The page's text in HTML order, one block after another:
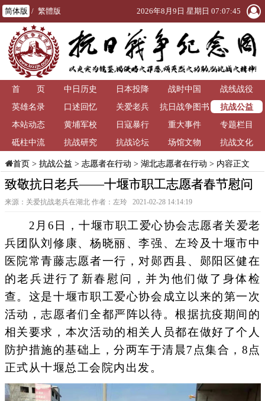
简体版 / 繁體版 2026年8月9日 星期日 07:07:46
首 页 中日历史 日本投降 战时中国
战线战役
英雄名录
口述回忆 关爱老兵
抗日战争图书
馆
抗战公益
本站动态
黄埔军校 日寇暴行 重大事件
专题栏目
砥柱中流
抗战研究 抗战论坛 场馆文物 抗战文化
首页> 抗战公益 > 志愿者在行动 > 湖北志愿者在行动 > 内容正文
致敬抗日老兵——十堰市职工志愿者春节慰问
来源：关爱抗战老兵在湖北 作者：左玲 2021-02-28 14:14:19
2月6日，十堰市职工爱心协会志愿者关爱老
兵团队刘修康、杨晓丽、李强、左玲及十堰市中
医院常青藤志愿者一行，对郧西县、郧阳区健在
的老兵进行了新春慰问，并为他们做了身体检
查。这是十堰市职工爱心协会成立以来的第一次
活动，志愿者们全都严阵以待。根据抗疫期间的
相关要求，本次活动的相关人员都在做好了个人
防护措施的基础上，分两车于清晨7点集合，8点
正式从十堰总工会院内出发。